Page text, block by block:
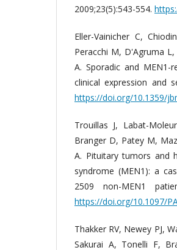
2009;23(5):543-554.
Eller-Vainicher C,
Peracchi M, D'Agruma
A. Sporadic and MEN1-
clinical expression and
https://doi.org/10.1359/
Trouillas J, Labat-
Branger D, Patey M,
A. Pituitary tumors and
syndrome (MEN1): a
2509 non-MEN1
https://doi.org/10.1097/
Thakker RV, Newey PJ,
Sakurai A, Tonelli F,